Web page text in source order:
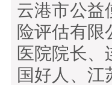
云港市公益
险评估有限
医院院长
国好人、